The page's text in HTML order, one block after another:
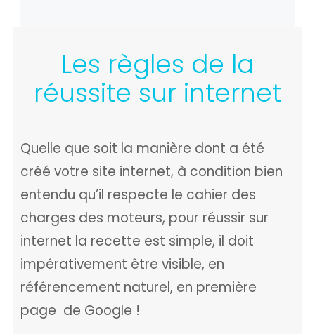
Les règles de la
réussite sur internet
Quelle que soit la manière dont a été
créé votre site internet, à condition bien
entendu qu’il respecte le cahier des
charges des moteurs, pour réussir sur
internet la recette est simple, il doit
impérativement être visible, en
référencement naturel, en première
page de Google !